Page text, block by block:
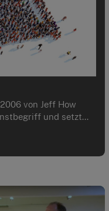
von Jeff How
und setzt...